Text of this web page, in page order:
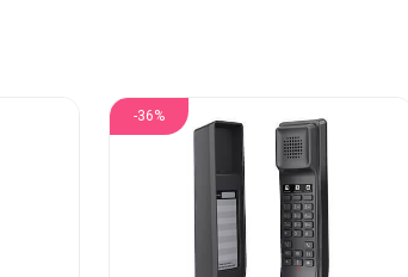
-36%